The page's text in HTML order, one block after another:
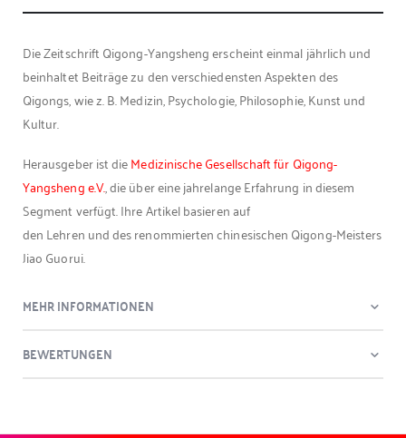
Die Zeitschrift Qigong-Yangsheng erscheint einmal jährlich und
beinhaltet Beiträge zu den verschiedensten Aspekten des
Qigongs, wie z. B. Medizin, Psychologie, Philosophie, Kunst und
Kultur.
Herausgeber ist dieMedizinische Gesellschaft für Qigong-
Yangsheng e.V., die über eine jahrelange Erfahrung in diesem
Segment verfügt. Ihre Artikel basieren auf
den Lehren und des renommierten chinesischen Qigong-Meisters
Jiao Guorui.
MEHR INFORMATIONEN
BEWERTUNGEN